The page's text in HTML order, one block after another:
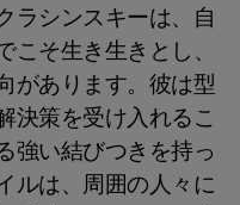
ラシンスキーは、自
そ生き生きとし、
があります。彼は型
決策を受け入れるこ
強い結びつきを持っ
ルは、周囲の人々に